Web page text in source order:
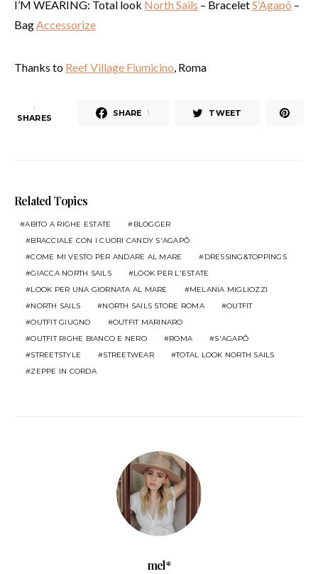
I’M WEARING: Total look North Sails – BraceletS’Agapõ –
BagAccessorize
Thanks to Reef Village Fiumicino, Roma
1
SHARES SHARE 1 TWEET
Related Topics
ABITO A RIGHE ESTATE
BLOGGER
BRACCIALE CON I CUORI CANDY S'AGAPÕ
COME MI VESTO PER ANDARE AL MARE
DRESSING&TOPPINGS
GIACCA NORTH SAILS
LOOK PER L'ESTATE
LOOK PER UNA GIORNATA AL MARE
MELANIA MIGLIOZZI
NORTH SAILS
NORTH SAILS STORE ROMA
OUTFIT
OUTFIT GIUGNO
OUTFIT MARINARO
OUTFIT RIGHE BIANCO E NERO
ROMA
S'AGAPÕ
STREETSTYLE
STREETWEAR
TOTAL LOOK NORTH SAILS
ZEPPE IN CORDA
mel*